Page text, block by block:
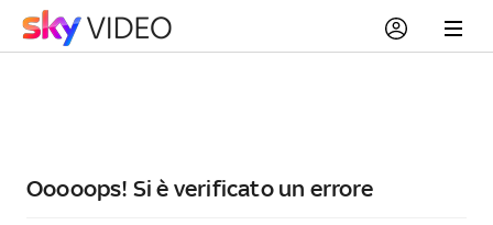
Ooooops! Si è verificato un errore